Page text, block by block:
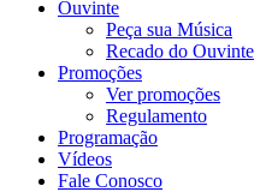
Ouvinte
Peça sua Música
Recado do Ouvinte
Promoções
Ver promoções
Regulamento
Programação
Vídeos
Fale Conosco